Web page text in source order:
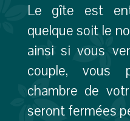
Le gîte est
quelque soit le
ainsi si vous
couple, vous
chambre de
seront fermées